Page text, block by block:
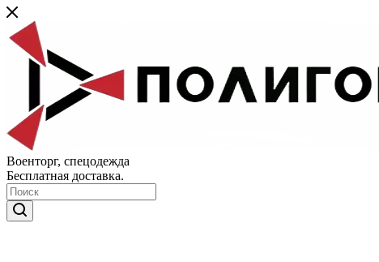
Военторг, спецодежда
Бесплатная доставка.